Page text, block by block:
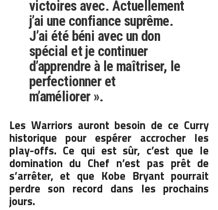
victoires avec. Actuellement
j’ai une confiance suprême.
J’ai été béni avec un don
spécial et je continuer
d’apprendre à le maîtriser, le
perfectionner et
m’améliorer ».
Les Warriors auront besoin de ce Curry
historique pour espérer accrocher les
play-offs. Ce qui est sûr, c’est que le
domination du Chef n’est pas prêt de
s’arrêter, et que Kobe Bryant pourrait
perdre son record dans les prochains
jours.